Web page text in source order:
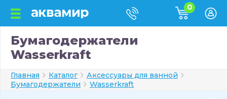
0
Бумагодержатели
Wasserkraft
Главная Каталог
Аксессуары для ванной
Бумагодержатели
Wasserkraft